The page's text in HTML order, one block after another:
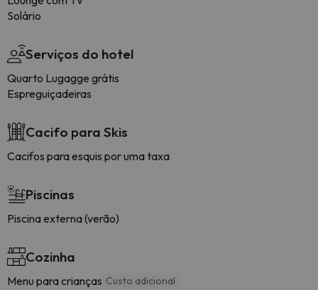
Solário
Serviços do hotel
Quarto Lugagge grátis
Espreguiçadeiras
Cacifo para Skis
Cacifos para esquis por uma taxa
Piscinas
Piscina externa (verão)
Cozinha
Menu para crianças Custo adicional